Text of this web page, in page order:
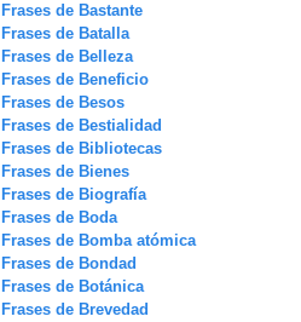
Frases de Bastante
Frases de Batalla
Frases de Belleza
Frases de Beneficio
Frases de Besos
Frases de Bestialidad
Frases de Bibliotecas
Frases de Bienes
Frases de Biografía
Frases de Boda
Frases de Bomba atómica
Frases de Bondad
Frases de Botánica
Frases de Brevedad